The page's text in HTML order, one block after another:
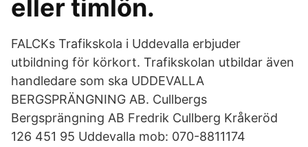
eller timlön.
FALCKs Trafikskola i Uddevalla erbjuder
utbildning för körkort. Trafikskolan utbildar även
handledare som ska UDDEVALLA
BERGSPRÄNGNING AB. Cullbergs
Bergsprängning AB Fredrik Cullberg Kråkeröd
126 451 95 Uddevalla mob: 070-8811174